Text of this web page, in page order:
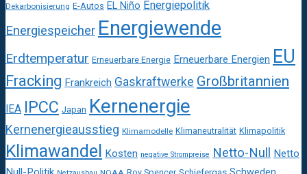
Dekarbonisierung E-Autos EL Niño Energiepolitik
Energiespeicher Energiewende
Erdtemperatur Erneuerbare Energie Erneuerbare Energien EU
Fracking Frankreich Gaskraftwerke Großbritannien
IEA IPCC Japan Kernenergie
Kernenergieausstieg Klimamodelle Klimaneutralität Klimapolitik
Klimawandel Kosten negative Strompreise Netto-Null Netto